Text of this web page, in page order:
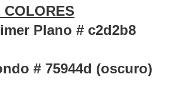
COLORES
Plano # c2d2b8
# 75944d (oscuro)